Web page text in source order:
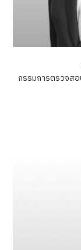
กรรมการตรวจส